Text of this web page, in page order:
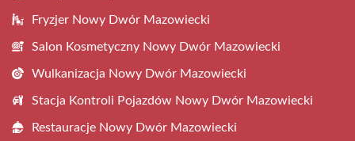
Fryzjer Nowy Dwór Mazowiecki
Salon Kosmetyczny Nowy Dwór Mazowiecki
Wulkanizacja Nowy Dwór Mazowiecki
Stacja Kontroli Pojazdów Nowy Dwór Mazowiecki
Restauracje Nowy Dwór Mazowiecki